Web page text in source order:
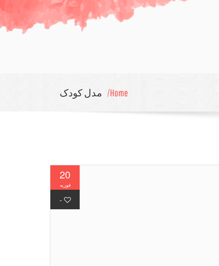
Home/ مدل کودک
20
فوریه
-
فوریه